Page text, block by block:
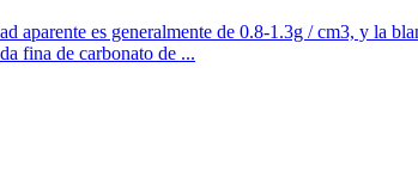
aparente es generalmente de 0.8-1.3g / cm3, y la
fina de carbonato de ...